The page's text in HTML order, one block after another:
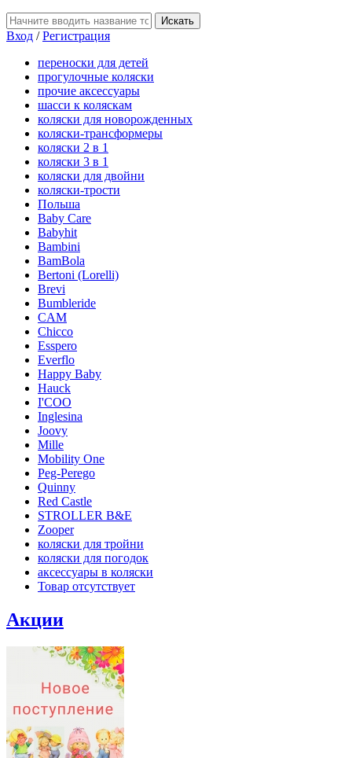
Вход /Регистрация
переноски для детей
прогулочные коляски
прочие аксессуары
шасси к коляскам
коляски для новорожденных
коляски-трансформеры
коляски 2 в 1
коляски 3 в 1
коляски для двойни
коляски-трости
Польша
Baby Care
Babyhit
Bambini
BamBola
Bertoni (Lorelli)
Brevi
Bumbleride
CAM
Chicco
Esspero
Everflo
Happy Baby
Hauck
I'COO
Inglesina
Joovy
Mille
Mobility One
Peg-Perego
Quinny
Red Castle
STROLLER B&E
Zooper
коляски для тройни
коляски для погодок
аксессуары в коляски
Товар отсутствует
Акции